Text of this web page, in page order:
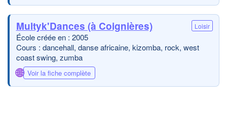
Multyk'Dances (à Coignières) Loisir
École créée en : 2005
Cours : dancehall, danse africaine, kizomba, rock, west
coast swing, zumba
🌐 Voir la fiche complète